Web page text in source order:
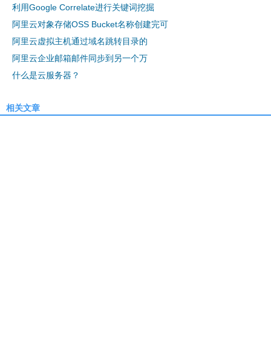
利用Google Correlate进行关键词挖掘
阿里云对象存储OSS Bucket名称创建完可
阿里云虚拟主机通过域名跳转目录的
阿里云企业邮箱邮件同步到另一个万
什么是云服务器？
相关文章